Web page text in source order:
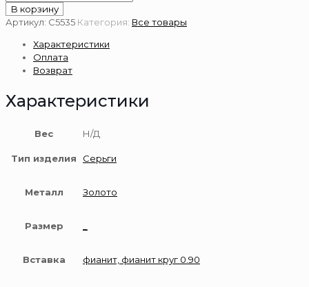
товара
Серьги
золота
пробы
В корзину
Артикул: С5535 Категория: Все товары
Характеристики
Оплата
Возврат
Характеристики
Вес Н/Д
Тип изделия Серьги
Металл Золото
Размер
Вставка фианит, фианит круг 0.90